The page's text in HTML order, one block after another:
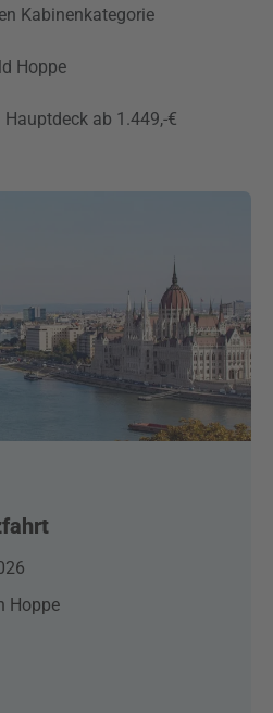
Kabinenkategorie
Hoppe
ab 1.449,-€
Hoppe